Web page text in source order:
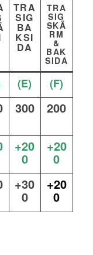
TRA
SIG
BA
KSI
DA
TRA
SIG
SKÄ
RM
&
BAK
SIDA
(E)
(F)
300 200
+20
0
+20
0
+30
0
+20
0